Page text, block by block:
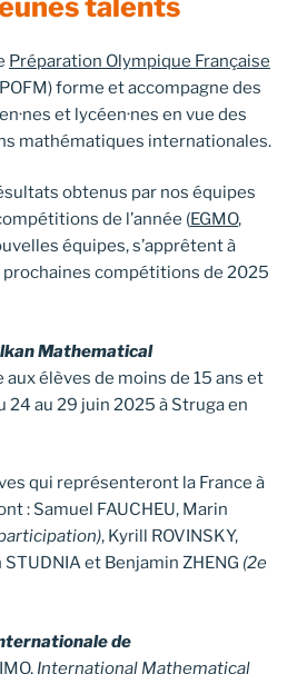
Préparation Olympique Française
forme et accompagne des
et lycéen·nes en vue des
mathématiques internationales.
obtenus par nos équipes
de l’année (EGMO,
équipes, s’apprêtent à
compétitions de 2025
Mathematical
aux élèves de moins de 15 ans et
24 au 29 juin 2025 à Struga en
qui représenteront la France à
: Samuel FAUCHEU, Marin
, Kyrill ROVINSKY,
STUDNIA et Benjamin ZHENG (2e
de
International Mathematical